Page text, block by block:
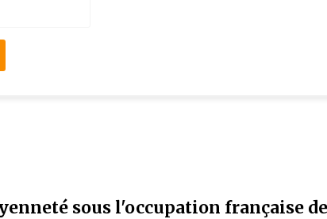
sous l'occupation française de